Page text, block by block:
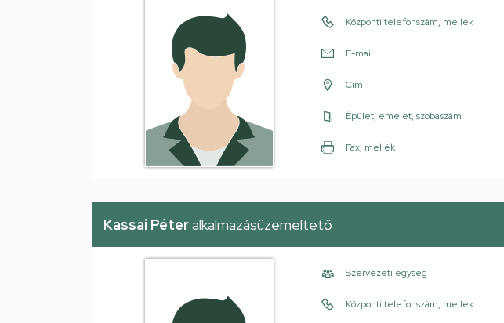
Központi telefonszám, mellék
E-mail
Cím
Épület, emelet, szobaszám
Fax, mellék
Kassai Péteralkalmazásüzemeltető
Szervezeti egység
Központi telefonszám, mellék